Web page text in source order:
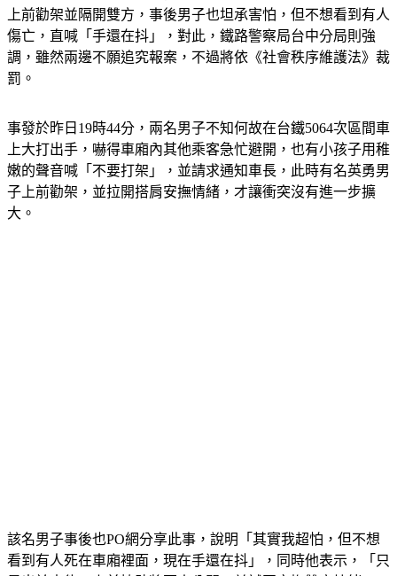
上前勸架並隔開雙方，事後男子也坦承害怕，但不想看到有人
傷亡，直喊「手還在抖」，對此，鐵路警察局台中分局則強
調，雖然兩邊不願追究報案，不過將依《社會秩序維護法》裁
罰。
事發於昨日19時44分，兩名男子不知何故在台鐵5064次區間車
上大打出手，嚇得車廂內其他乘客急忙避開，也有小孩子用稚
嫩的聲音喊「不要打架」，並請求通知車長，此時有名英勇男
子上前勸架，並拉開搭肩安撫情緒，才讓衝突沒有進一步擴
大。
該名男子事後也PO網分享此事，說明「其實我超怕，但不想
看到有人死在車廂裡面，現在手還在抖」，同時他表示，「只